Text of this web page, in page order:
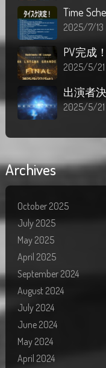
Time
2025/7/13
PV完成！
2025/5/21
出演者
2025/5/21
Archives
October 2025
July 2025
May 2025
April 2025
September 2024
August 2024
July 2024
June 2024
May 2024
April 2024